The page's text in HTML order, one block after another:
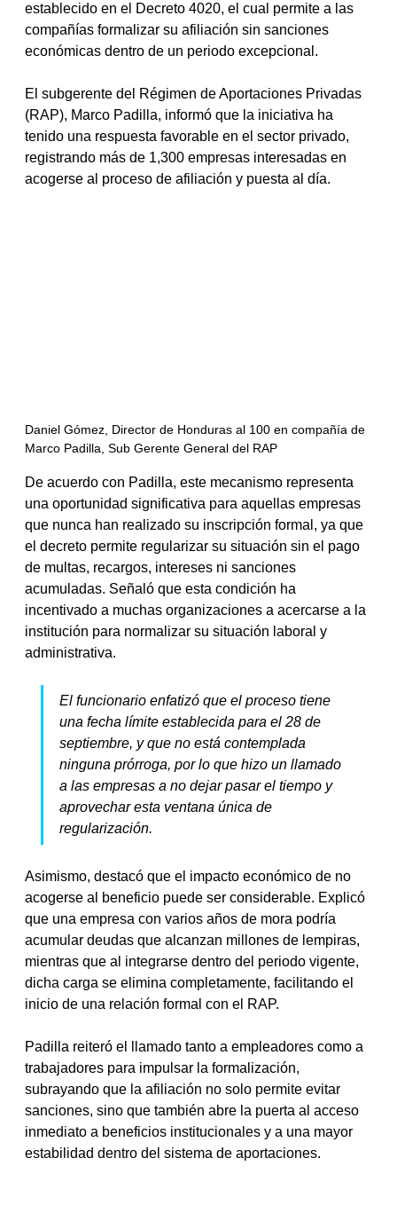
establecido en el Decreto 4020, el cual permite a las
compañías formalizar su afiliación sin sanciones
económicas dentro de un periodo excepcional.
El subgerente del Régimen de Aportaciones Privadas
(RAP), Marco Padilla, informó que la iniciativa ha
tenido una respuesta favorable en el sector privado,
registrando más de 1,300 empresas interesadas en
acogerse al proceso de afiliación y puesta al día.
Daniel Gómez, Director de Honduras al 100 en compañía de
Marco Padilla, Sub Gerente General del RAP
De acuerdo con Padilla, este mecanismo representa
una oportunidad significativa para aquellas empresas
que nunca han realizado su inscripción formal, ya que
el decreto permite regularizar su situación sin el pago
de multas, recargos, intereses ni sanciones
acumuladas. Señaló que esta condición ha
incentivado a muchas organizaciones a acercarse a la
institución para normalizar su situación laboral y
administrativa.
El funcionario enfatizó que el proceso tiene
una fecha límite establecida para el 28 de
septiembre, y que no está contemplada
ninguna prórroga, por lo que hizo un llamado
a las empresas a no dejar pasar el tiempo y
aprovechar esta ventana única de
regularización.
Asimismo, destacó que el impacto económico de no
acogerse al beneficio puede ser considerable. Explicó
que una empresa con varios años de mora podría
acumular deudas que alcanzan millones de lempiras,
mientras que al integrarse dentro del periodo vigente,
dicha carga se elimina completamente, facilitando el
inicio de una relación formal con el RAP.
Padilla reiteró el llamado tanto a empleadores como a
trabajadores para impulsar la formalización,
subrayando que la afiliación no solo permite evitar
sanciones, sino que también abre la puerta al acceso
inmediato a beneficios institucionales y a una mayor
estabilidad dentro del sistema de aportaciones.